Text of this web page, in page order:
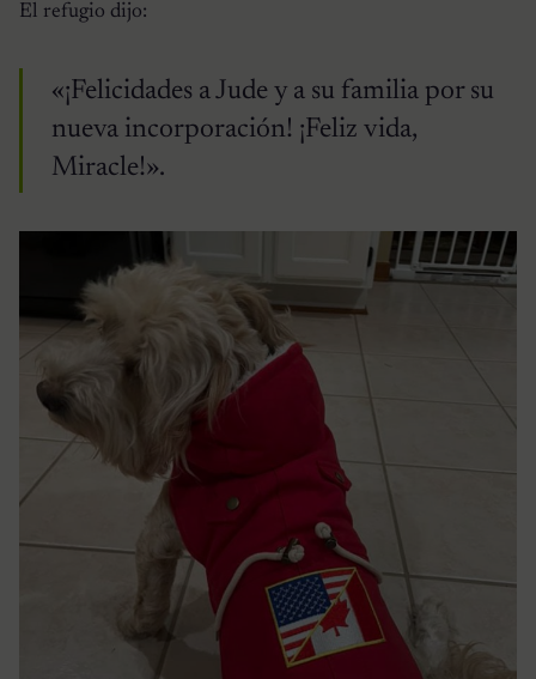
El refugio dijo:
«¡Felicidades a Jude y a su familia por su
nueva incorporación! ¡Feliz vida,
Miracle!».